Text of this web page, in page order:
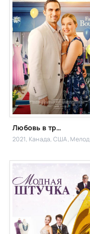
Любовь в тренде
2021, Канада, США,